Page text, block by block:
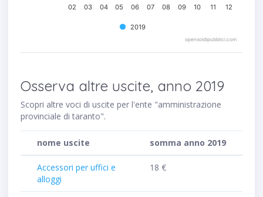
2019
02 09
03 04 05 06 07 08 10 11 12
opensoldipubblici.com
Osserva altre uscite, anno 2019
Scopri altre voci di uscite per l'ente "amministrazione
provinciale di taranto".
nome uscite somma anno 2019
Accessori per uffici e
alloggi
18 €